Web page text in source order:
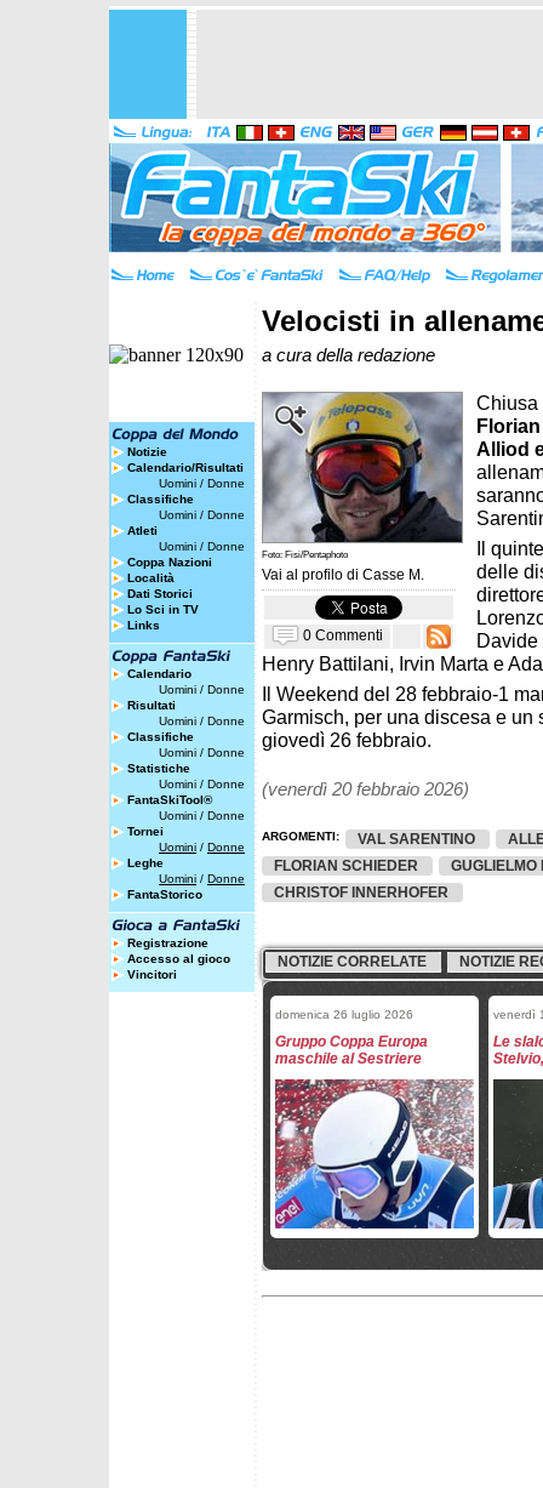
Notizie
Calendario/Risultati
Uomini / Donne
Classifiche
Uomini / Donne
Atleti
Uomini / Donne
Coppa Nazioni
Località
Dati Storici
Lo Sci in TV
Links
Calendario
Uomini / Donne
Risultati
Uomini / Donne
Classifiche
Uomini / Donne
Statistiche
Uomini / Donne
FantaSkiTool®
Uomini / Donne
Tornei
Uomini / Donne
Leghe
Uomini / Donne
FantaStorico
Registrazione
Accesso al gioco
Vincitori
Velocisti in
a cura della redazione
Foto: Fisi/Pentaphoto
Vai al profilo di Casse M.
0 Commenti
Alliod
Il
delle
Davide
Henry Battilani, Irvin Marta e
Il Weekend del 28 febbraio-1
Garmisch, per una discesa e un
giovedì 26 febbraio.
(venerdì 20 febbraio 2026)
ARGOMENTI: VAL SARENTINO
FLORIAN SCHIEDER
GUGLIELMO
CHRISTOF INNERHOFER
NOTIZIE CORRELATE NOTIZIE
domenica 26 luglio 2026
Gruppo Coppa Europa
maschile al Sestriere
venerdì
Le
raduno a Brunico
test